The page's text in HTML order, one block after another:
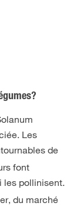
Les
de
font
les pollinisent.
du marché